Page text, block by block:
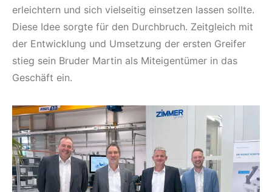
erleichtern und sich vielseitig einsetzen lassen sollte.
Diese Idee sorgte für den Durchbruch. Zeitgleich mit
der Entwicklung und Umsetzung der ersten Greifer
stieg sein Bruder Martin als Miteigentümer in das
Geschäft ein.